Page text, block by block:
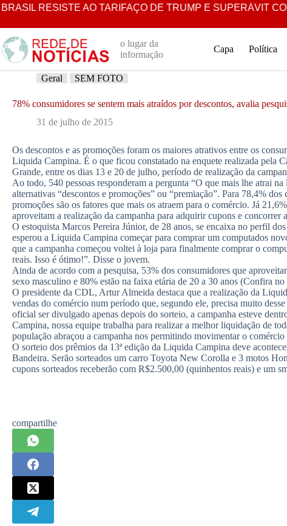
Pular
o
conteúdo
RESISTE AO TARIFAÇO DE TRUMP E SUPERÁVIT
o lugar da
informação
Capa Política
Geral SEM FOTO
78% consumidores se sentem mais atraídos por descontos, avalia
31 de julho de 2015
Os descontos e as promoções foram os maiores atrativos entre os
Liquida Campina. É o que ficou constatado na enquete realizada pela
Grande, entre os dias 13 e 20 de julho, período de realização da
Ao todo, 540 pessoas responderam a pergunta “O que mais lhe atrai
alternativas “descontos e promoções” ou “premiação”. Para 78,4%
promoções são os fatores que mais os atraem para o comércio. Já
aproveitam a realização da campanha para adquirir cupons e concorrer
O estoquista Marcos Pereira Júnior, de 28 anos, se encaixa no perfil
esperou a Liquida Campina começar para comprar um computados
que a campanha começou voltei à loja para finalmente comprar o
reais. Isso é ótimo!”. Disse o jovem.
Ainda de acordo com a pesquisa, 53% dos consumidores que
sexo masculino e 80% estão na faixa etária de 20 a 30 anos (Confira
O presidente da CDL, Artur Almeida destaca que a realização da
vendas do comércio num período que, segundo ele, precisa muito
oficial ser divulgado apenas depois do sorteio, a campanha esteve
Campina, nossa equipe trabalha para realizar a melhor liquidação de
população abraçou a campanha nos permitindo movimentar o
O sorteio dos prêmios da 13ª edição da Liquida Campina deve
Bandeira. Serão sorteados um carro Toyota New Corolla e 3 motos
cupons sorteados receberão com R$2.500,00 (quinhentos reais) e um
compartilhe